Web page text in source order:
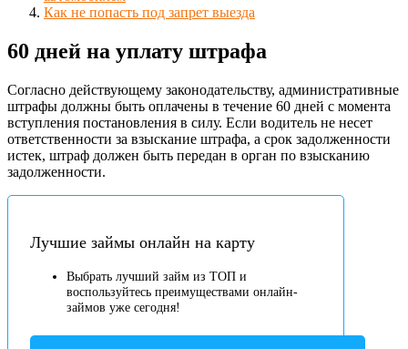
Как не попасть под запрет выезда
60 дней на уплату штрафа
Согласно действующему законодательству, административные
штрафы должны быть оплачены в течение 60 дней с момента
вступления постановления в силу. Если водитель не несет
ответственности за взыскание штрафа, а срок задолженности
истек, штраф должен быть передан в орган по взысканию
задолженности.
Лучшие займы онлайн на карту
Выбрать лучший займ из ТОП и
воспользуйтесь преимуществами онлайн-
займов уже сегодня!